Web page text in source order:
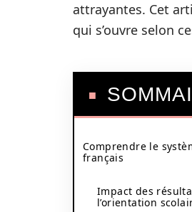
attrayantes. Cet
qui s’ouvre selon
Comprendre le
français
Impact des
l’orientation